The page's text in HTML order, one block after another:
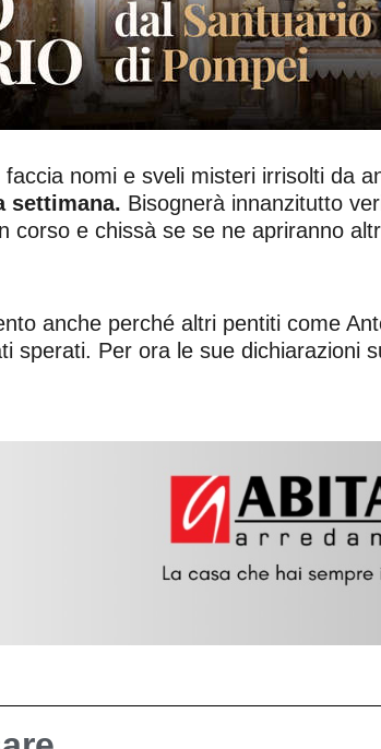
nomi e sveli misteri irrisolti da
settimana. Bisognerà innanzitutto
corso e chissà se se ne apriranno
anche perché altri pentiti come
sperati. Per ora le sue dichiarazioni